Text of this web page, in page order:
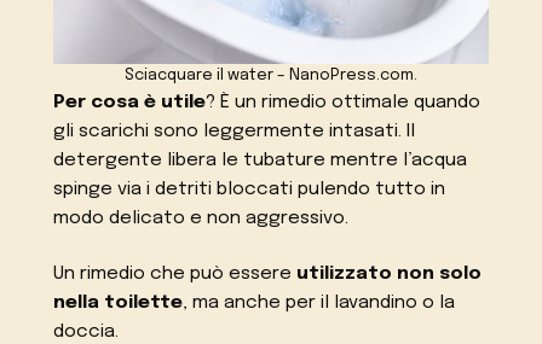
Sciacquare il water – NanoPress.com.
Per cosa è utile? È un rimedio ottimale quando
gli scarichi sono leggermente intasati. Il
detergente libera le tubature mentre l’acqua
spinge via i detriti bloccati pulendo tutto in
modo delicato e non aggressivo.
Un rimedio che può essere utilizzato non solo
nella toilette, ma anche per il lavandino o la
doccia.